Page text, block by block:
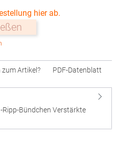
hier ab.
zum Artikel? PDF-Datenblatt
Ripp-Bündchen Verstärkte